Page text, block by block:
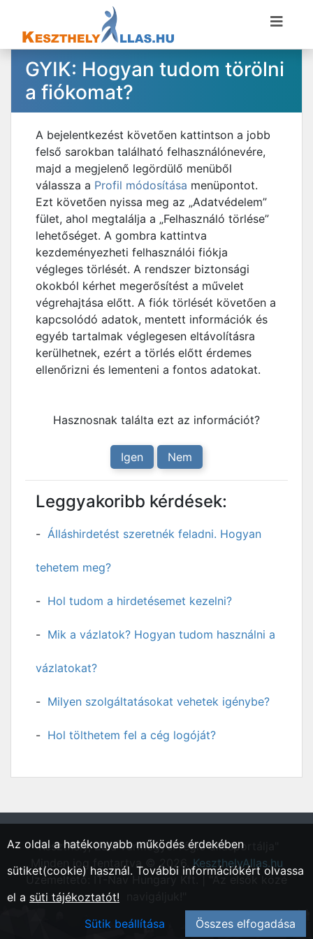
GYIK: Hogyan tudom törölni
a fiókomat?
A bejelentkezést követően kattintson a jobb
felső sarokban található felhasználónevére,
majd a megjelenő legördülő menüből
válassza a Profil módosítása menüpontot.
Ezt követően nyissa meg az „Adatvédelem”
fület, ahol megtalálja a „Felhasználó törlése”
lehetőséget. A gombra kattintva
kezdeményezheti felhasználói fiókja
végleges törlését. A rendszer biztonsági
okokból kérhet megerősítést a művelet
végrehajtása előtt. A fiók törlését követően a
kapcsolódó adatok, mentett információk és
egyéb tartalmak véglegesen eltávolításra
kerülhetnek, ezért a törlés előtt érdemes
ellenőrizni és lementeni a fontos adatokat.
Hasznosnak találta ezt az információt?
Igen Nem
Leggyakoribb kérdések:
Álláshirdetést szeretnék feladni. Hogyan
tehetem meg?
Hol tudom a hirdetésemet kezelni?
Mik a vázlatok? Hogyan tudom használni a
vázlatokat?
Milyen szolgáltatásokat vehetek igénybe?
Hol tölthetem fel a cég logóját?
"Keszthely, Zala vármegyei régió állásportálja"
Minden jog fentartva © 2026. KeszthelyAllas.hu
Üzemeltető: IT-Nav Hungary Kft. | "Az elsők közé
Az oldal a hatékonyabb működés érdekében
sütiket(cookie) használ. További információkért olvassa
el a süti tájékoztatót!
Sütik beállítása
Összes elfogadása